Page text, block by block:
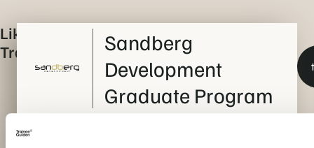
Liknande
Traineeplatser Sandberg
Development
Graduate Program
Ansökan är stängd